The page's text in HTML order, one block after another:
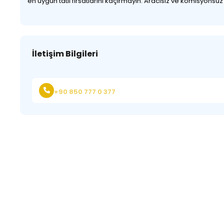
İletişim Bilgileri
+90 850 777 0 377